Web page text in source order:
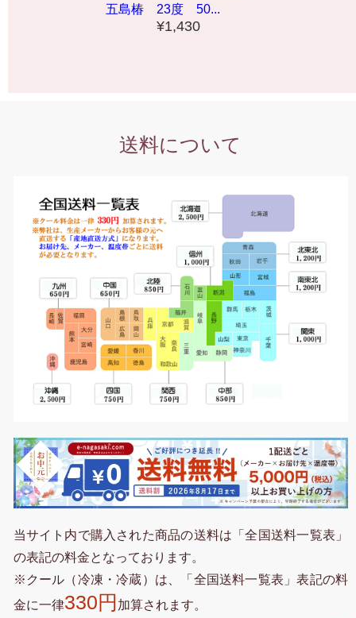
五島椿 23度 50...
¥1,430
送料について
当サイト内で購入された商品の送料は「全国送料一覧表」
の表記の料金となっております。
※クール（冷凍・冷蔵）は、「全国送料一覧表」表記の料
金に一律330円 加算されます。